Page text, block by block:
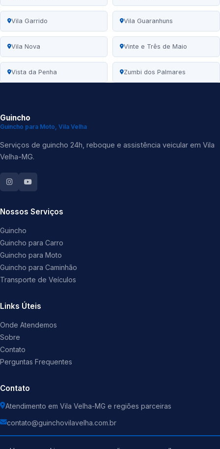
Vila Garrido Vila Guaranhuns
Vila Nova Vinte e Três de Maio
Vista da Penha Zumbi dos Palmares
Guincho
Guincho para Moto, Vila Velha
Serviços de guincho 24h, reboque e assistência veicular em Vila
Velha-MG.
Nossos Serviços
Guincho
Guincho para Carro
Guincho para Moto
Guincho para Caminhão
Transporte de Veículos
Links Úteis
Onde Atendemos
Sobre
Contato
Perguntas Frequentes
Contato
Atendimento em Vila Velha-MG e regiões parceiras
contato@guinchovilavelha.com.br